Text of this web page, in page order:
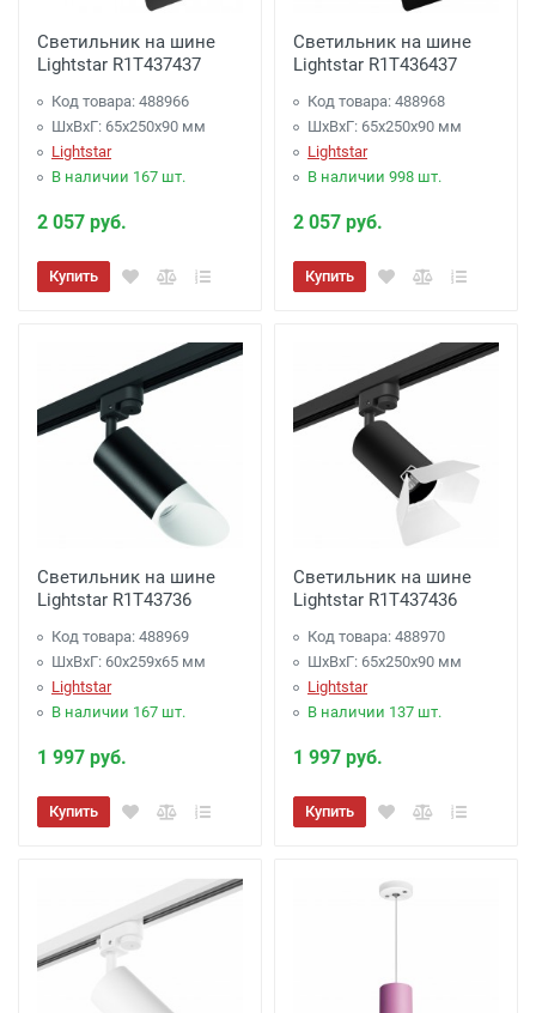
Светильник на шине
Lightstar R1T437437
Код товара: 488966
ШхВхГ: 65x250x90 мм
Lightstar
В наличии 167 шт.
2 057 руб.
Купить
Светильник на шине
Lightstar R1T436437
Код товара: 488968
ШхВхГ: 65x250x90 мм
Lightstar
В наличии 998 шт.
2 057 руб.
Купить
Светильник на шине
Lightstar R1T43736
Код товара: 488969
ШхВхГ: 60x259x65 мм
Lightstar
В наличии 167 шт.
1 997 руб.
Купить
Светильник на шине
Lightstar R1T437436
Код товара: 488970
ШхВхГ: 65x250x90 мм
Lightstar
В наличии 137 шт.
1 997 руб.
Купить